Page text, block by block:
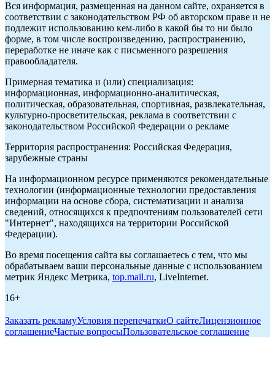
Вся информация, размещенная на данном сайте, охраняется в
соответствии с законодательством РФ об авторском праве и не
подлежит использованию кем-либо в какой бы то ни было
форме, в том числе воспроизведению, распространению,
переработке не иначе как с письменного разрешения
правообладателя.
Примерная тематика и (или) специализация:
информационная, информационно-аналитическая,
политическая, образовательная, спортивная, развлекательная,
культурно-просветительская, реклама в соответствии с
законодательством Российской Федерации о рекламе
Территория распространения: Российская Федерация,
зарубежные страны
На информационном ресурсе применяются рекомендательные
технологии (информационные технологии предоставления
информации на основе сбора, систематизации и анализа
сведений, относящихся к предпочтениям пользователей сети
"Интернет", находящихся на территории Российской
Федерации).
Во время посещения сайта вы соглашаетесь с тем, что мы
обрабатываем ваши персональные данные с использованием
метрик Яндекс Метрика, top.mail.ru, LiveInternet.
16+
Заказать рекламуУсловия перепечаткиО сайтеЛицензионное
соглашениеЧастые вопросыПользовательское соглашение